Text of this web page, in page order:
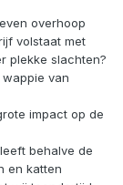
overhoop
volstaat met
plekke slachten?
van
impact op de
behalve de
en katten